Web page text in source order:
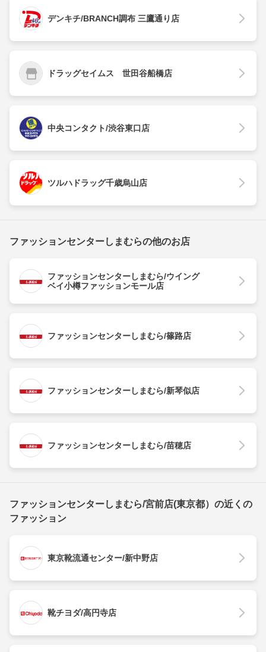
デンキチ/BRANCH調布 三鷹通り店
ドラッグセイムス 世田谷船橋店
中央コンタクト/渋谷東口店
ツルハドラッグ千歳烏山店
ファッションセンターしまむらの他のお店
ファッションセンターしまむら/ウイング
ベイ小樽ファッションモール店
ファッションセンターしまむら/篠路店
ファッションセンターしまむら/新琴似店
ファッションセンターしまむら/苗穂店
ファッションセンターしまむら/宮前店(東京都）の近くの
ファッション
東京靴流通センター/新中野店
靴チヨダ/高円寺店